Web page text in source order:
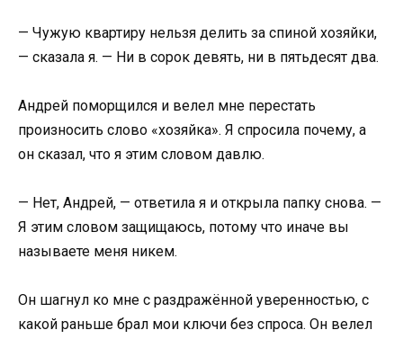
— Чужую квартиру нельзя делить за спиной хозяйки,
— сказала я. — Ни в сорок девять, ни в пятьдесят два.
Андрей поморщился и велел мне перестать
произносить слово «хозяйка». Я спросила почему, а
он сказал, что я этим словом давлю.
— Нет, Андрей, — ответила я и открыла папку снова. —
Я этим словом защищаюсь, потому что иначе вы
называете меня никем.
Он шагнул ко мне с раздражённой уверенностью, с
какой раньше брал мои ключи без спроса. Он велел